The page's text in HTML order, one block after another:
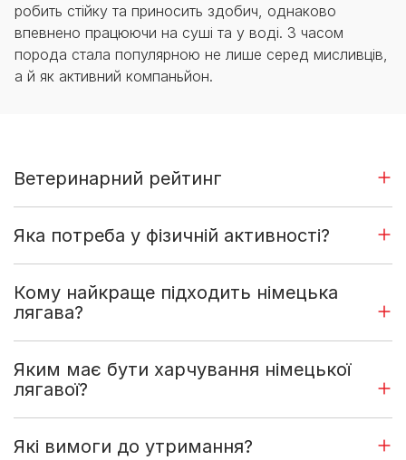
робить стійку та приносить здобич, однаково
впевнено працюючи на суші та у воді. З часом
порода стала популярною не лише серед мисливців,
а й як активний компаньйон.
Ветеринарний рейтинг
Яка потреба у фізичній активності?
Кому найкраще підходить німецька
лягава?
Яким має бути харчування німецької
лягавої?
Які вимоги до утримання?